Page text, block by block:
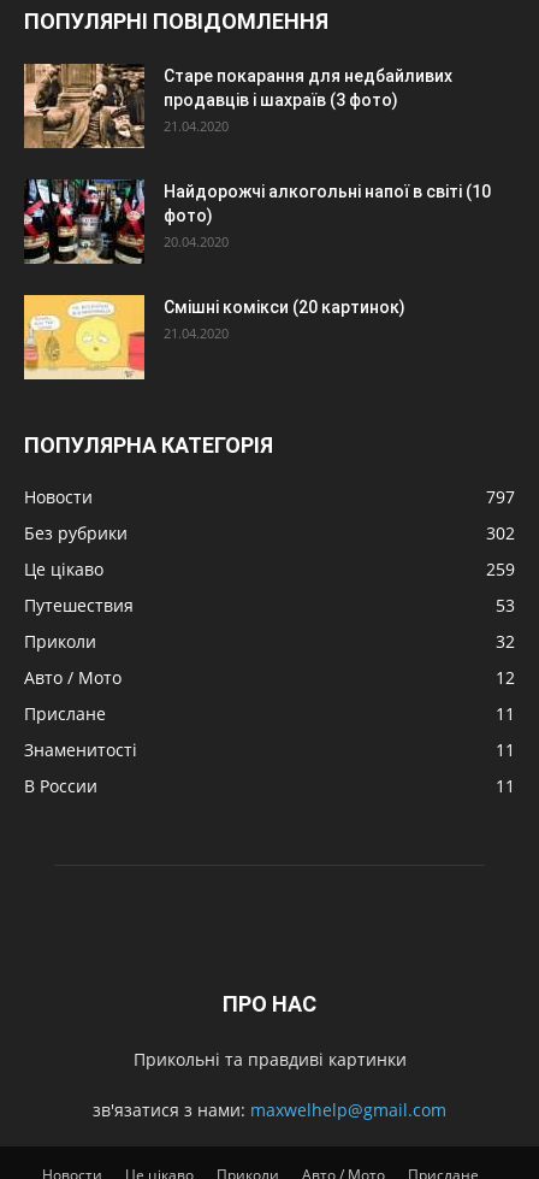
ПОПУЛЯРНІ ПОВІДОМЛЕННЯ
Старе покарання для недбайливих
продавців і шахраїв (3 фото)
21.04.2020
Найдорожчі алкогольні напої в світі (10
фото)
20.04.2020
Смішні комікси (20 картинок)
21.04.2020
ПОПУЛЯРНА КАТЕГОРІЯ
Новости
797
Без рубрики
302
Це цікаво
259
Путешествия
53
Приколи
32
Авто / Мото
12
Прислане
11
Знаменитості
11
В России
11
ПРО НАС
Прикольні та правдиві картинки
зв'язатися з нами: maxwelhelp@gmail.com
Новости Це цікаво Приколи Авто / Мото Прислане